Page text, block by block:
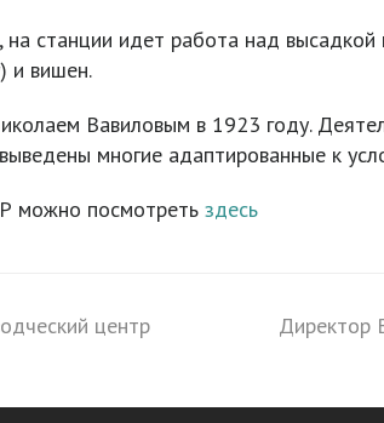
станции идет работа над
и вишен.
Вавиловым в 1923 году.
многие адаптированные к
можно посмотреть здесь
центр
next
Директор